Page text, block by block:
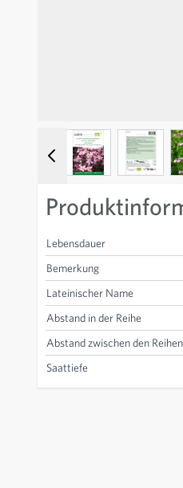
View larger imageView larger image
View
Lebensdauer
Bemerkung
Lateinischer Name
Abstand in der Reihe
Abstand zwischen den Reihen
Saattiefe